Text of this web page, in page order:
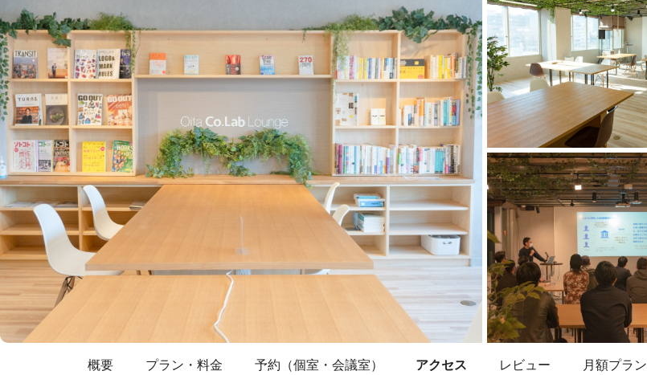
概要 プラン・料金 予約（個室・会議室） アクセス レビュー 月額プラン